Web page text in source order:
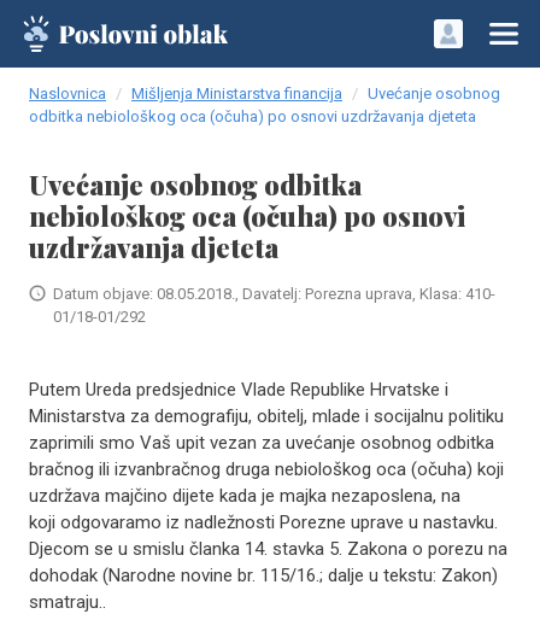
Naslovnica Mišljenja Ministarstva financija
Uvećanje osobnog
odbitka nebiološkog oca (očuha) po osnovi uzdržavanja djeteta
Uvećanje osobnog odbitka
nebiološkog oca (očuha) po osnovi
uzdržavanja djeteta
Datum objave: 08.05.2018., Davatelj: Porezna uprava, Klasa: 410-
01/18-01/292
Putem Ureda predsjednice Vlade Republike Hrvatske i
Ministarstva za demografiju, obitelj, mlade i socijalnu politiku
zaprimili smo Vaš upit vezan za uvećanje osobnog odbitka
bračnog ili izvanbračnog druga nebiološkog oca (očuha) koji
uzdržava majčino dijete kada je majka nezaposlena, na
koji odgovaramo iz nadležnosti Porezne uprave u nastavku.
Djecom se u smislu članka 14. stavka 5. Zakona o porezu na
dohodak (Narodne novine br. 115/16.; dalje u tekstu: Zakon)
smatraju..